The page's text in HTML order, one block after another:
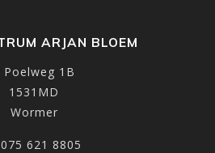
ARJAN BLOEM
Poelweg 1B
1531MD
Wormer
075 621 8805